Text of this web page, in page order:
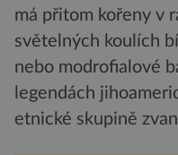
má přitom kořeny v
světelných koulích
nebo modrofialové
legendách
etnické skupině